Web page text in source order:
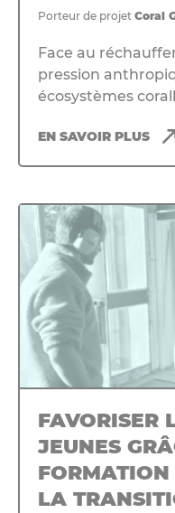
Porteur de projet Coral
Face au
pression
écosystèmes
EN SAVOIR PLUS
FAVORISER
JEUNES
LA